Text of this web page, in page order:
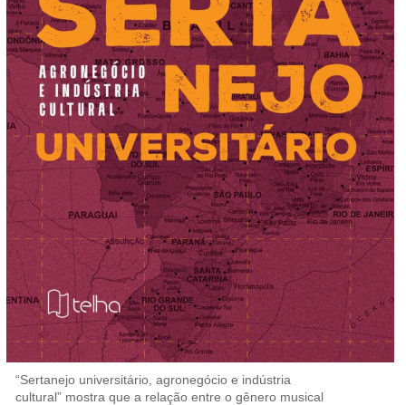
“Sertanejo universitário, agronegócio e indústria
cultural” mostra que a relação entre o gênero musical